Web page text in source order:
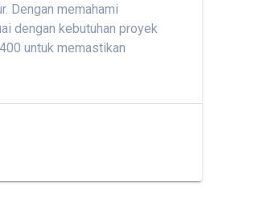
Dengan memahami
dengan kebutuhan proyek
untuk memastikan